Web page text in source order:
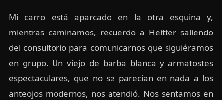
Mi carro está aparcado en la otra esquina y,
mientras caminamos, recuerdo a Heitter saliendo
del consultorio para comunicarnos que siguiéramos
en grupo. Un viejo de barba blanca y armatostes
espectaculares, que no se parecían en nada a los
anteojos modernos, nos atendió. Nos sentamos en